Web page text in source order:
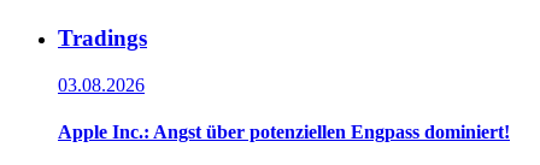
Tradings
03.08.2026
Apple Inc.: Angst über potenziellen Engpass dominiert!